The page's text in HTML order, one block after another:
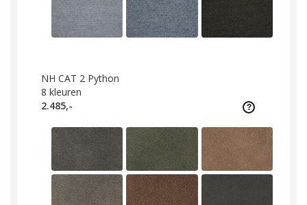
NH CAT 2 Python
8 kleuren
2.485,-